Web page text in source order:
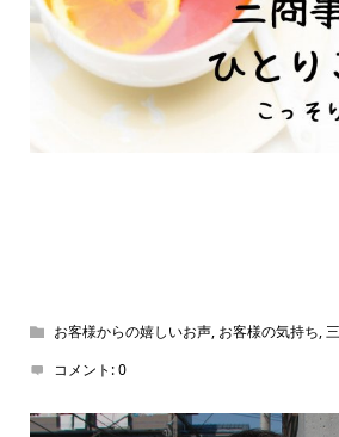
お客様からの嬉しいお声, お客様の気持ち,
コメント:0